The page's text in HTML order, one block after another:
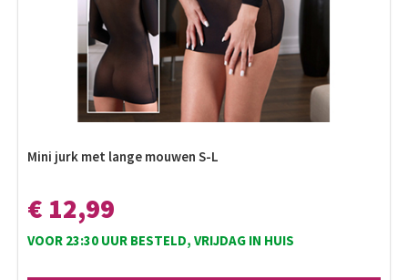
Mini jurk met lange mouwen S-L
€ 12,99
VOOR 23:30 UUR BESTELD, VRIJDAG IN HUIS